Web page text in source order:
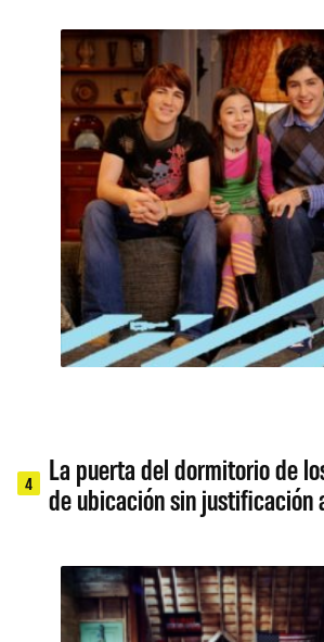
4
La puerta del dormitorio de
de ubicación sin